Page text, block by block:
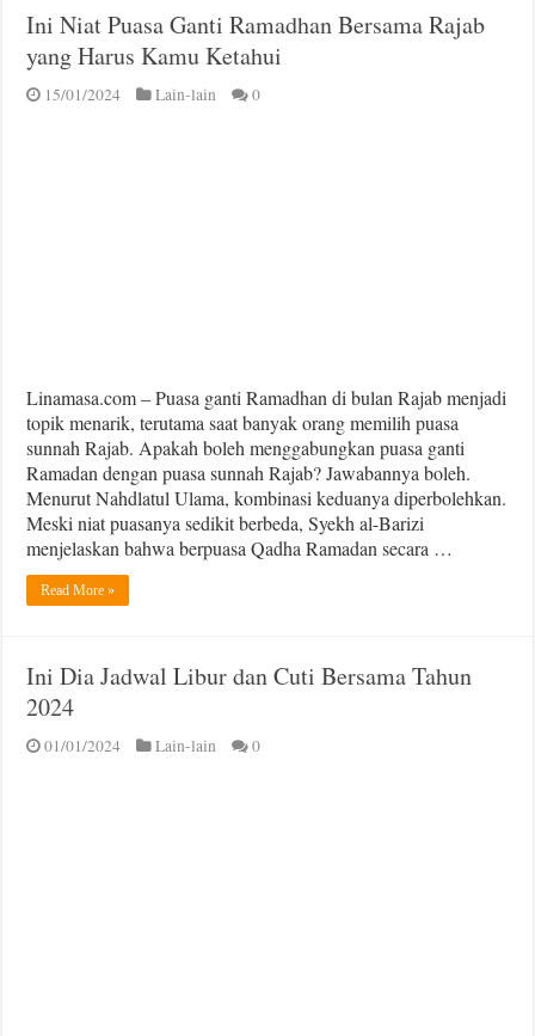
Ini Niat Puasa Ganti Ramadhan Bersama Rajab
yang Harus Kamu Ketahui
15/01/2024 Lain-lain 0
Linamasa.com – Puasa ganti Ramadhan di bulan Rajab menjadi
topik menarik, terutama saat banyak orang memilih puasa
sunnah Rajab. Apakah boleh menggabungkan puasa ganti
Ramadan dengan puasa sunnah Rajab? Jawabannya boleh.
Menurut Nahdlatul Ulama, kombinasi keduanya diperbolehkan.
Meski niat puasanya sedikit berbeda, Syekh al-Barizi
menjelaskan bahwa berpuasa Qadha Ramadan secara …
Read More »
Ini Dia Jadwal Libur dan Cuti Bersama Tahun
2024
01/01/2024 Lain-lain 0